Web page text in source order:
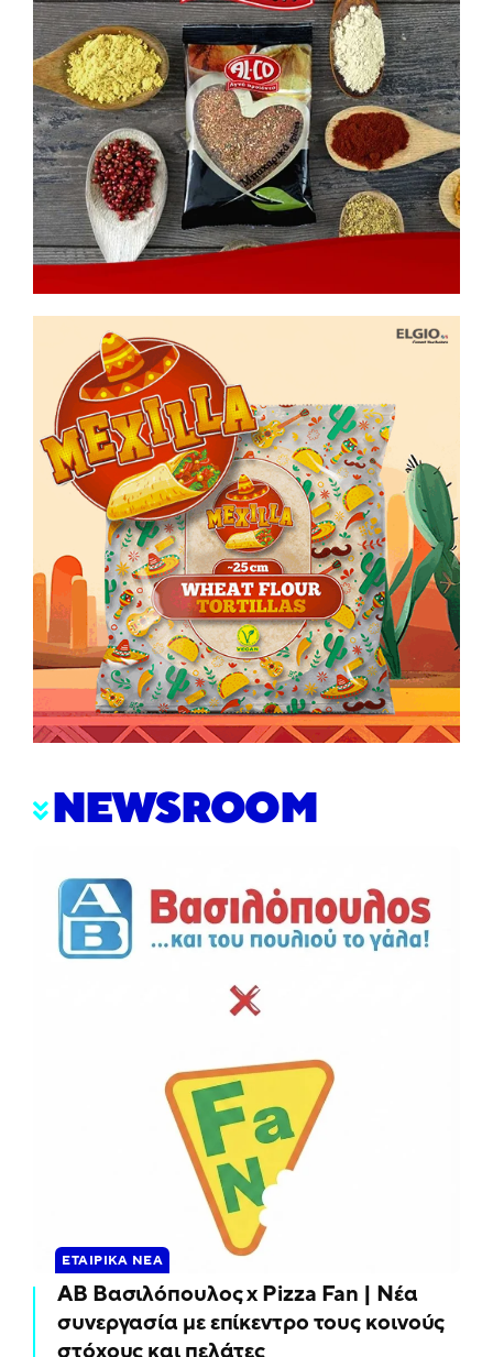
NEWSROOM
ΕΤΑΙΡΙΚΆ ΝΈΑ
ΑΒ Βασιλόπουλος x Pizza Fan | Νέα
συνεργασία με επίκεντρο τους κοινούς